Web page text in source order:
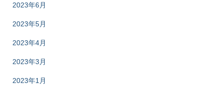
2023年6月
2023年5月
2023年4月
2023年3月
2023年1月